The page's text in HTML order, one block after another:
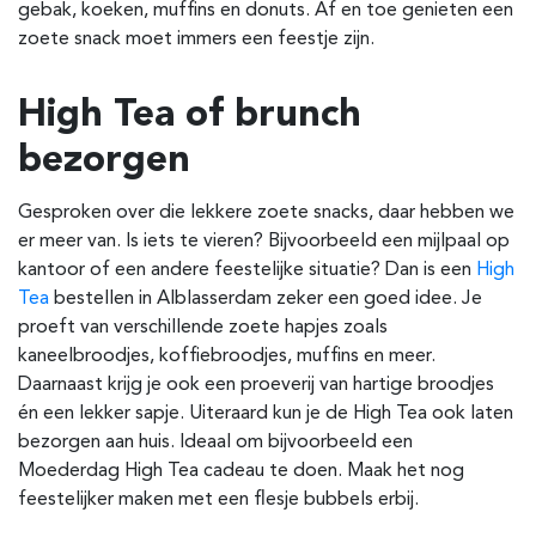
gebak, koeken, muffins en donuts. Af en toe genieten een
zoete snack moet immers een feestje zijn.
High Tea of brunch
bezorgen
Gesproken over die lekkere zoete snacks, daar hebben we
er meer van. Is iets te vieren? Bijvoorbeeld een mijlpaal op
kantoor of een andere feestelijke situatie? Dan is een High
Tea bestellen in Alblasserdam zeker een goed idee. Je
proeft van verschillende zoete hapjes zoals
kaneelbroodjes, koffiebroodjes, muffins en meer.
Daarnaast krijg je ook een proeverij van hartige broodjes
én een lekker sapje. Uiteraard kun je de High Tea ook laten
bezorgen aan huis. Ideaal om bijvoorbeeld een
Moederdag High Tea cadeau te doen. Maak het nog
feestelijker maken met een flesje bubbels erbij.